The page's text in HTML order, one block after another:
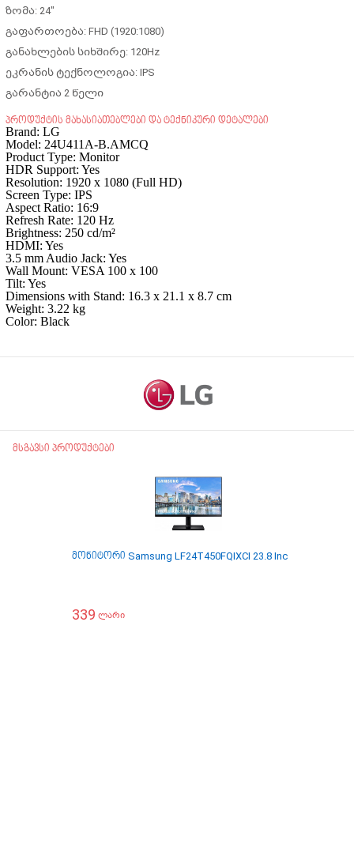
ზომა: 24"
გაფართოება: FHD (1920:1080)
განახლების სიხშირე: 120Hz
ეკრანის ტექნოლოგია: IPS
გარანტია 2 წელი
პროდუქტის მახასიათებლები და ტექნიკური დეტალები
Brand: LG
Model: 24U411A-B.AMCQ
Product Type: Monitor
HDR Support: Yes
Resolution: 1920 x 1080 (Full HD)
Screen Type: IPS
Aspect Ratio: 16:9
Refresh Rate: 120 Hz
Brightness: 250 cd/m²
HDMI: Yes
3.5 mm Audio Jack: Yes
Wall Mount: VESA 100 x 100
Tilt: Yes
Dimensions with Stand: 16.3 x 21.1 x 8.7 cm
Weight: 3.22 kg
Color: Black
მსგავსი პროდუქტები
მონიტორი Samsung LF24T450FQIXCI 23.8 Inch
339 ლარი